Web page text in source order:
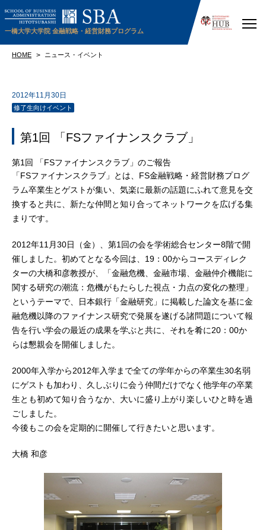
一橋大学大学院 金融戦略・経営財務プログラム
HOME ニュース・イベント
2012年11月30日
修了生向けイベント
第1回 「FSファイナンスクラブ」
第1回 「FSファイナンスクラブ」のご報告
「FSファイナンスクラブ」とは、FS金融戦略・経営財務プログ
ラム卒業生とゲストが集い、気楽に最新の話題にふれて意見を交
換すると共に、新たな仲間と知り合ってネットワークを広げる集
まりです。
2012年11月30日（金）、第1回の会を学術総合センター8階で開
催しました。初めてとなる今回は、19：00からコースディレク
ターの大橋和彦教授が、「金融危機、金融市場、金融仲介機能に
関する研究の潮流：危機がもたらした視点・力点の変化の整理」
というテーマで、日本銀行「金融研究」に掲載した論文を基に金
融危機以降のファイナンス研究で発展を遂げる諸問題について報
告を行い学会の最近の成果を学ぶと共に、それを肴に20：00か
らは懇親会を開催しました。
2000年入学から2012年入学まで全ての学年からの卒業生30名弱
にゲストも加わり、久しぶりに会う仲間だけでなく他学年の卒業
生とも初めて知り合うなか、大いに盛り上がり楽しいひと時を過
ごしました。
今後もこの会を定期的に開催して行きたいと思います。
大橋 和彦